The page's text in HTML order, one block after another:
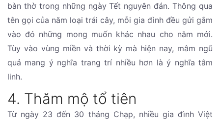
bàn thờ trong những ngày Tết nguyên đán. Thông qua
tên gọi của năm loại trái cây, mỗi gia đình đều gửi gắm
vào đó những mong muốn khác nhau cho năm mới.
Tùy vào vùng miền và thời kỳ mà hiện nay, mâm ngũ
quả mang ý nghĩa trang trí nhiều hơn là ý nghĩa tâm
linh.
4. Thăm mộ tổ tiên
Từ ngày 23 đến 30 tháng Chạp, nhiều gia đình Việt